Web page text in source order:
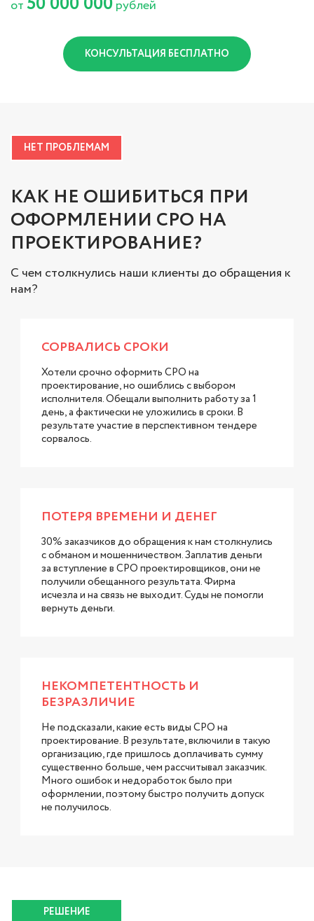
от рублей
КОНСУЛЬТАЦИЯ БЕСПЛАТНО
НЕТ ПРОБЛЕМАМ
КАК НЕ ОШИБИТЬСЯ ПРИ
ОФОРМЛЕНИИ СРО НА
ПРОЕКТИРОВАНИЕ?
С чем столкнулись наши клиенты до обращения к
нам?
СОРВАЛИСЬ СРОКИ
Хотели срочно оформить СРО на
проектирование, но ошиблись с выбором
исполнителя. Обещали выполнить работу за 1
день, а фактически не уложились в сроки. В
результате участие в перспективном тендере
сорвалось.
ПОТЕРЯ ВРЕМЕНИ И ДЕНЕГ
30% заказчиков до обращения к нам столкнулись
с обманом и мошенничеством. Заплатив деньги
за вступление в СРО проектировщиков, они не
получили обещанного результата. Фирма
исчезла и на связь не выходит. Суды не помогли
вернуть деньги.
НЕКОМПЕТЕНТНОСТЬ И
БЕЗРАЗЛИЧИЕ
Не подсказали, какие есть виды СРО на
проектирование. В результате, включили в такую
организацию, где пришлось доплачивать сумму
существенно больше, чем рассчитывал заказчик.
Много ошибок и недоработок было при
оформлении, поэтому быстро получить допуск
не получилось.
РЕШЕНИЕ